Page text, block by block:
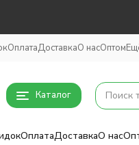
ОплатаДоставкаО насОптом
Каталог
ОплатаДоставкаО нас